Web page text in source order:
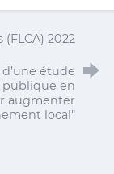
2022
étude
publique en
augmenter
local"